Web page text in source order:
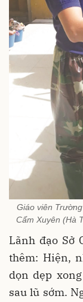
Giáo viên
Cẩm Xuyên (Hà
Lãnh đạo Sở
thêm: Hiện,
dọn dẹp
sau lũ sớm.